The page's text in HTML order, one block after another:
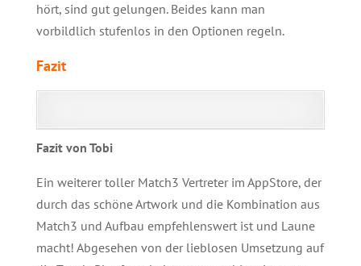
hört, sind gut gelungen. Beides kann man
vorbildlich stufenlos in den Optionen regeln.
Fazit
Fazit von Tobi
Ein weiterer toller Match3 Vertreter im AppStore, der
durch das schöne Artwork und die Kombination aus
Match3 und Aufbau empfehlenswert ist und Laune
macht! Abgesehen von der lieblosen Umsetzung auf